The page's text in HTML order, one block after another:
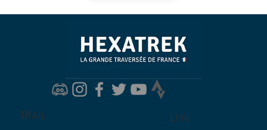
TRAIL Link